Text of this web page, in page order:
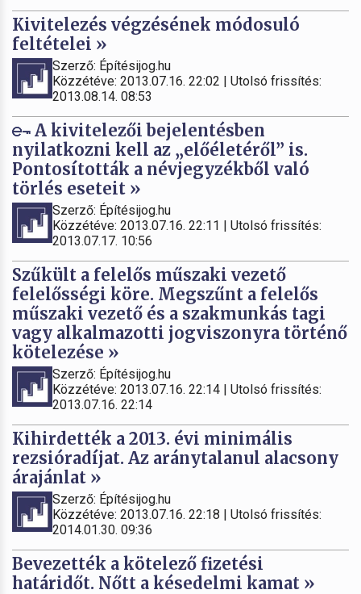
Kivitelezés végzésének módosuló
feltételei »
Szerző: Építésijog.hu
Közzétéve: 2013.07.16. 22:02 | Utolsó frissítés:
2013.08.14. 08:53
A kivitelezői bejelentésben
nyilatkozni kell az „előéletéről” is.
Pontosították a névjegyzékből való
törlés eseteit »
Szerző: Építésijog.hu
Közzétéve: 2013.07.16. 22:11 | Utolsó frissítés:
2013.07.17. 10:56
Szűkült a felelős műszaki vezető
felelősségi köre. Megszűnt a felelős
műszaki vezető és a szakmunkás tagi
vagy alkalmazotti jogviszonyra történő
kötelezése »
Szerző: Építésijog.hu
Közzétéve: 2013.07.16. 22:14 | Utolsó frissítés:
2013.07.16. 22:14
Kihirdették a 2013. évi minimális
rezsióradíjat. Az aránytalanul alacsony
árajánlat »
Szerző: Építésijog.hu
Közzétéve: 2013.07.16. 22:18 | Utolsó frissítés:
2014.01.30. 09:36
Bevezették a kötelező fizetési
határidőt. Nőtt a késedelmi kamat »